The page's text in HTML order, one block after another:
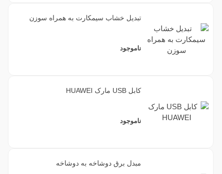
تبدیل خشاب سیمکارت به همراه سوزن
ناموجود
کابل USB مارک HUAWEI
ناموجود
مبدل برق دوشاخه به دوشاخه